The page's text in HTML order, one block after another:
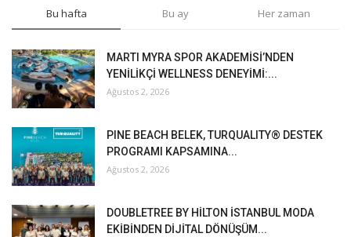
Bu hafta Bu ay Her zaman
MARTI MYRA SPOR AKADEMİSİ’NDEN
YENİLİKÇİ WELLNESS DENEYİMİ:...
Ağustos 2, 2026
PINE BEACH BELEK, TURQUALITY® DESTEK
PROGRAMI KAPSAMINA...
Ağustos 2, 2026
DOUBLETREE BY HİLTON İSTANBUL MODA
EKİBİNDEN DİJİTAL DÖNÜŞÜM...